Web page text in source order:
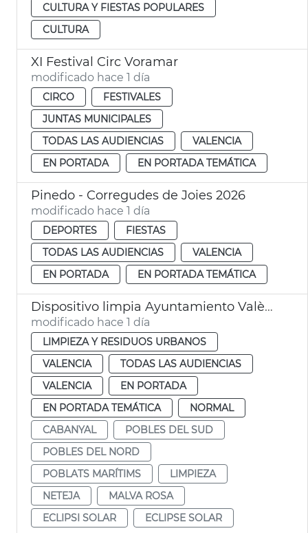
CULTURA Y FIESTAS POPULARES
CULTURA
XI Festival Circ Voramar
modificado hace 1 día
CIRCO
FESTIVALES
JUNTAS MUNICIPALES
TODAS LAS AUDIENCIAS
VALENCIA
EN PORTADA
EN PORTADA TEMÁTICA
Pinedo - Corregudes de Joies 2026
modificado hace 1 día
DEPORTES
FIESTAS
TODAS LAS AUDIENCIAS
VALENCIA
EN PORTADA
EN PORTADA TEMÁTICA
Dispositivo limpia Ayuntamiento València eclipse solar
modificado hace 1 día
LIMPIEZA Y RESIDUOS URBANOS
VALENCIA
TODAS LAS AUDIENCIAS
VALENCIA
EN PORTADA
EN PORTADA TEMÁTICA
NORMAL
CABANYAL
POBLES DEL SUD
POBLES DEL NORD
POBLATS MARÍTIMS
LIMPIEZA
NETEJA
MALVA ROSA
ECLIPSI SOLAR
ECLIPSE SOLAR